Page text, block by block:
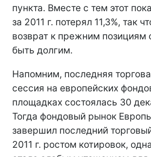
пункта. Вместе с тем этот
за 2011 г. потерял 11,3%, так
возврат к прежним позициям
быть долгим.
Напомним, последняя
сессия на европейских
площадках состоялась 30
Тогда фондовый рынок
завершил последний
2011 г. ростом котировок,